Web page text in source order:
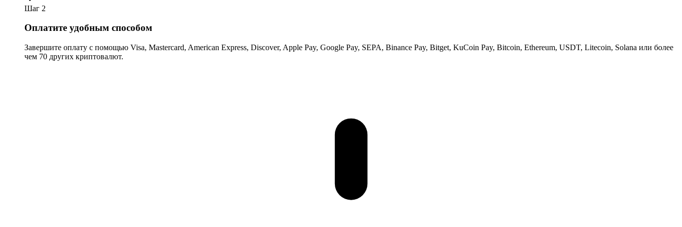
Шаг 2
Оплатите удобным способом
Завершите оплату с помощью Visa, Mastercard, American Express, Discover, Apple Pay, Google Pay, SEPA, Binance Pay, Bitget, KuCoin Pay, Bitcoin, Ethereum, USDT, Litecoin, Solana или более
чем 70 других криптовалют.